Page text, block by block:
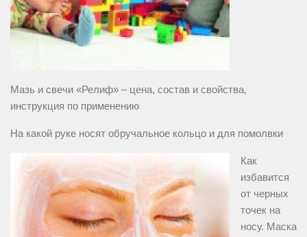
Мазь и свечи «Релиф» – цена, состав и свойства,
инструкция по применению
На какой руке носят обручальное кольцо и для помолвки
Как
избавится
от черных
точек на
носу. Маска